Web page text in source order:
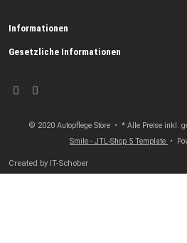
Informationen
Gesetzliche Informationen
© 2020 Autopflege Store• * Alle Preise inkl.
Smile - JTL-Shop 5 Template •
Created by IT-Schober